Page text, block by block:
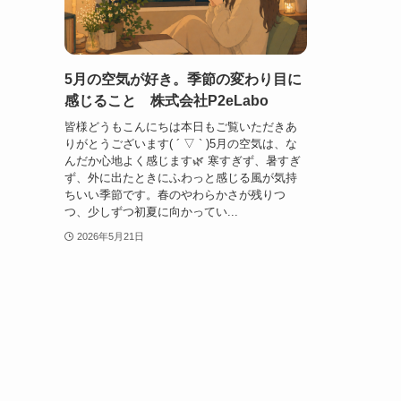
5月の空気が好き。季節の変わり目に
感じること 株式会社P2eLabo
皆様どうもこんにちは本日もご覧いただきあ
りがとうございます( ´ ▽ ` )5月の空気は、な
んだか心地よく感じます🌿 寒すぎず、暑すぎ
ず、外に出たときにふわっと感じる風が気持
ちいい季節です。春のやわらかさが残りつ
つ、少しずつ初夏に向かってい...
2026年5月21日